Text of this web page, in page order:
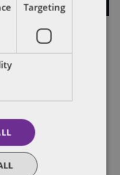
(“BASEAK”)
beri
faaliyetlerinde ve
hukuki çözümler
küçük
Targeting